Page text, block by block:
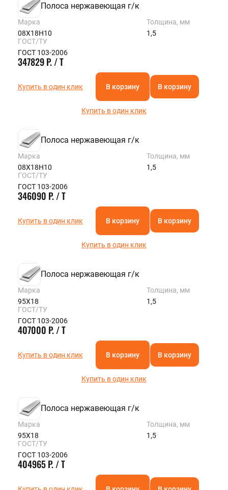
Полоса нержавеющая г/к
Марка
08Х18Н10
Толщина, мм
1,5
ГОСТ/ТУ
ГОСТ 103-2006
347829 Р. / Т
Купить в один клик В корзину В корзину
Купить в один клик
Полоса нержавеющая г/к
Марка
08Х18Н10
Толщина, мм
1,5
ГОСТ/ТУ
ГОСТ 103-2006
346090 Р. / Т
Купить в один клик В корзину В корзину
Купить в один клик
Полоса нержавеющая г/к
Марка
95Х18
Толщина, мм
1,5
ГОСТ/ТУ
ГОСТ 103-2006
407000 Р. / Т
Купить в один клик В корзину В корзину
Купить в один клик
Полоса нержавеющая г/к
Марка
95Х18
Толщина, мм
1,5
ГОСТ/ТУ
ГОСТ 103-2006
404965 Р. / Т